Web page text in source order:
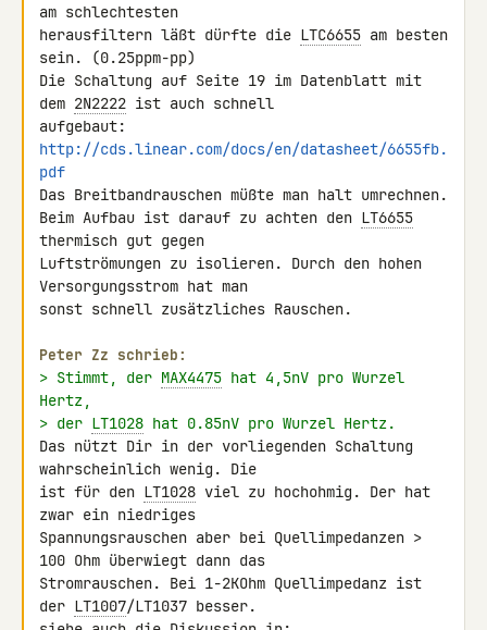
am schlechtesten
herausfiltern läßt dürfte die LTC6655 am besten
sein. (0.25ppm-pp)
Die Schaltung auf Seite 19 im Datenblatt mit
dem 2N2222 ist auch schnell
http://cds.linear.com/docs/en/datasheet/6655fb.
pdf
Das Breitbandrauschen müßte man halt umrechnen.
Beim Aufbau ist darauf zu achten den LT6655
thermisch gut gegen
Luftströmungen zu isolieren. Durch den hohen
Versorgungsstrom hat man
sonst schnell zusätzliches Rauschen.
Peter Zz schrieb:
> Stimmt, der MAX4475 hat 4,5nV pro Wurzel
Hertz,
> der LT1028 hat 0.85nV pro Wurzel Hertz.
Das nützt Dir in der vorliegenden Schaltung
wahrscheinlich wenig. Die
ist für den LT1028 viel zu hochohmig. Der hat
zwar ein niedriges
Spannungsrauschen aber bei Quellimpedanzen >
100 Ohm überwiegt dann das
Stromrauschen. Bei 1-2KOhm Quellimpedanz ist
der LT1007/LT1037 besser.